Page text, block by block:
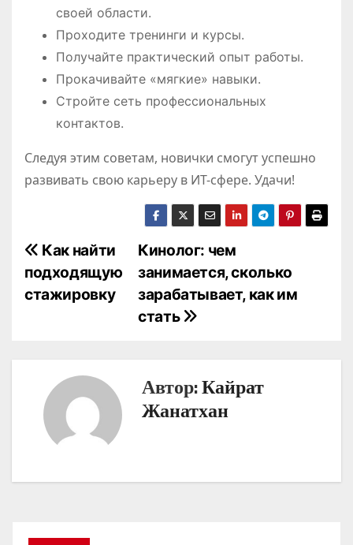
своей области.
Проходите тренинги и курсы.
Получайте практический опыт работы.
Прокачивайте «мягкие» навыки.
Стройте сеть профессиональных
контактов.
Следуя этим советам, новички смогут успешно
развивать свою карьеру в ИТ-сфере. Удачи!
Н
а
и
Кинолог: чем
занимается, сколько
зарабатывает, как им
стать
Как найти
подходящую
стажировку
Автор:Кайрат
Жанатхан